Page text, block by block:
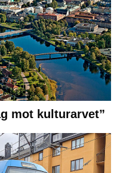
mot kulturarvet”